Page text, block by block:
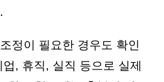
정이 필요한 경우도 확인
, 휴직, 실직 등으로 실제